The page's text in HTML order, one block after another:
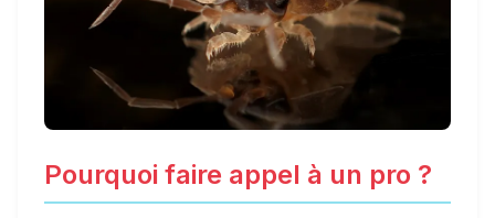
Pourquoi faire appel à un pro ?